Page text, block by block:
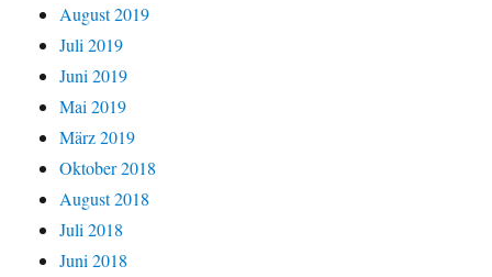
August 2019
Juli 2019
Juni 2019
Mai 2019
März 2019
Oktober 2018
August 2018
Juli 2018
Juni 2018